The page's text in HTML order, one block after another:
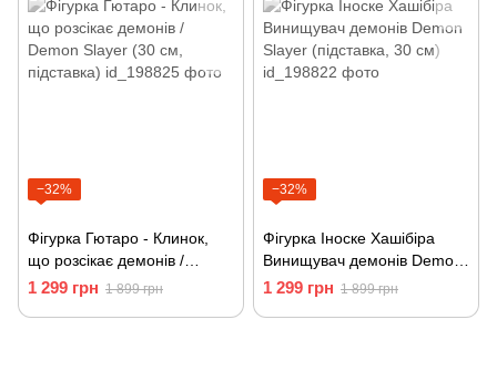
−32%
Фігурка Гютаро - Клинок,
що розсікає демонів /
Demon Slayer (30 см,
1 299 грн 1 899 грн
−32%
Фігурка Іноске Хашібіра
Винищувач демонів Demon
Slayer (підставка, 30 см)
1 299 грн 1 899 грн